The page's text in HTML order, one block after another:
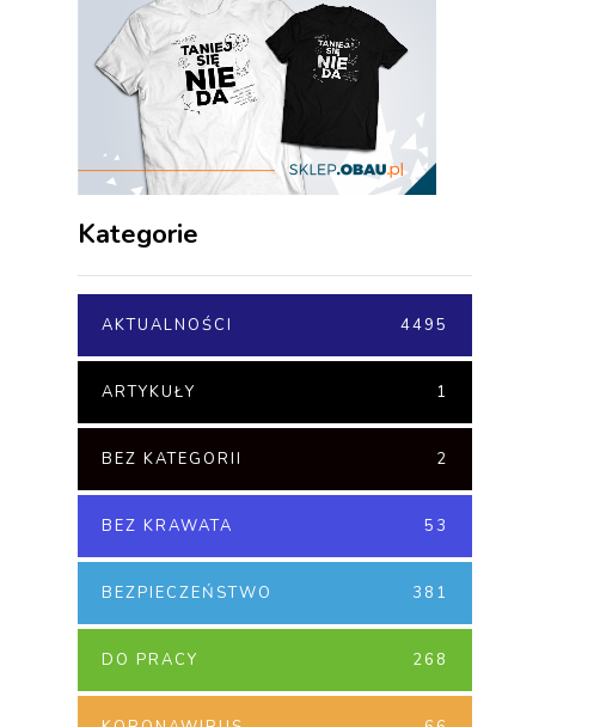
Kategorie
AKTUALNOŚCI 4495
ARTYKUŁY 1
BEZ KATEGORII 2
BEZ KRAWATA 53
BEZPIECZEŃSTWO 381
DO PRACY 268